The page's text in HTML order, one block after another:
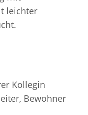
leichter
Kollegin
Bewohner